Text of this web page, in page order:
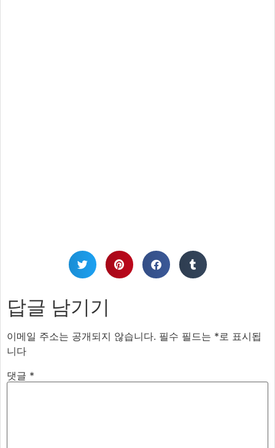
답글 남기기
이메일 주소는 공개되지 않습니다. 필수 필드는 * 로 표시됩
니다
댓글 *